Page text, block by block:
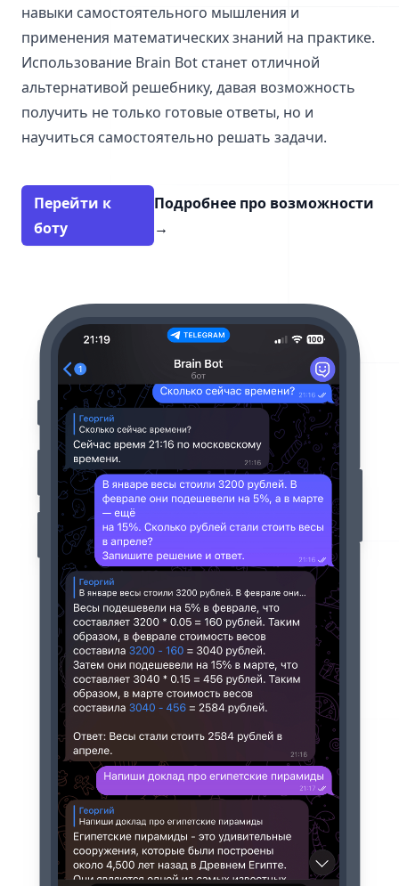
навыки самостоятельного мышления и
применения математических знаний на практике.
Использование Brain Bot станет отличной
альтернативой решебнику, давая возможность
получить не только готовые ответы, но и
научиться самостоятельно решать задачи.
Перейти к
боту
Подробнее про возможности
→